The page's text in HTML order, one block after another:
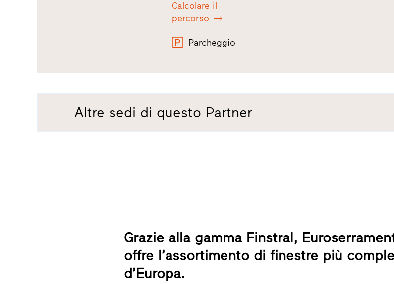
Calcolare il
percorso
Parcheggio
Altre sedi di questo Partner
Grazie alla gamma Finstral,
offre l’assortimento di finestre più
d’Europa.